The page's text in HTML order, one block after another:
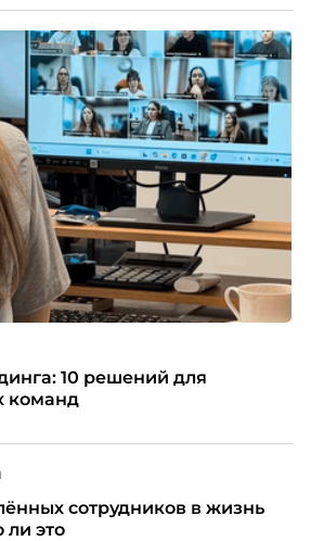
10 решений для
команд
сотрудников в жизнь
это